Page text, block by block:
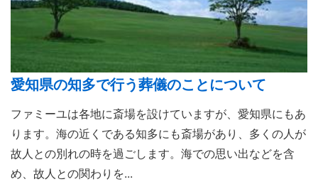
愛知県の知多で行う葬儀のことについて
ファミーユは各地に斎場を設けていますが、愛知県にもあ
ります。海の近くである知多にも斎場があり、多くの人が
故人との別れの時を過ごします。海での思い出などを含
め、故人との関わりを...